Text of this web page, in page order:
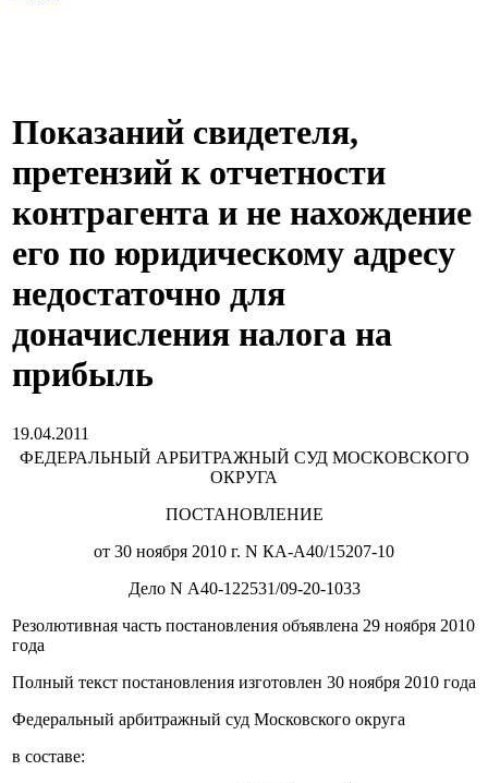
Показаний свидетеля,
претензий к отчетности
контрагента и не нахождение
его по юридическому адресу
недостаточно для
доначисления налога на
прибыль
19.04.2011
ФЕДЕРАЛЬНЫЙ АРБИТРАЖНЫЙ СУД МОСКОВСКОГО
ОКРУГА
ПОСТАНОВЛЕНИЕ
от 30 ноября 2010 г. N КА-А40/15207-10
Дело N А40-122531/09-20-1033
Резолютивная часть постановления объявлена 29 ноября 2010
года
Полный текст постановления изготовлен 30 ноября 2010 года
Федеральный арбитражный суд Московского округа
в составе: